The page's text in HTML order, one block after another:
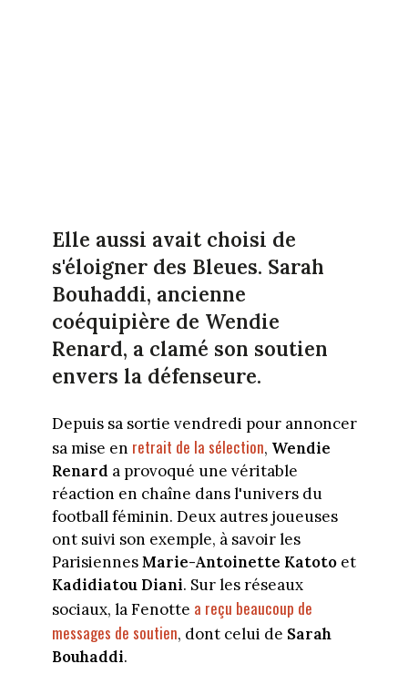
Elle aussi avait choisi de
s'éloigner des Bleues. Sarah
Bouhaddi, ancienne
coéquipière de Wendie
Renard, a clamé son soutien
envers la défenseure.
Depuis sa sortie vendredi pour annoncer
sa mise en retrait de la sélection, Wendie
Renard a provoqué une véritable
réaction en chaîne dans l'univers du
football féminin. Deux autres joueuses
ont suivi son exemple, à savoir les
ParisiennesMarie-Antoinette Katotoet
Kadidiatou Diani. Sur les réseaux
sociaux, la Fenotte a reçu beaucoup de
messages de soutien, dont celui de Sarah
Bouhaddi.